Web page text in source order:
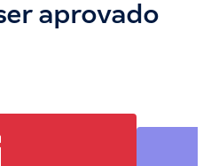
aprovado